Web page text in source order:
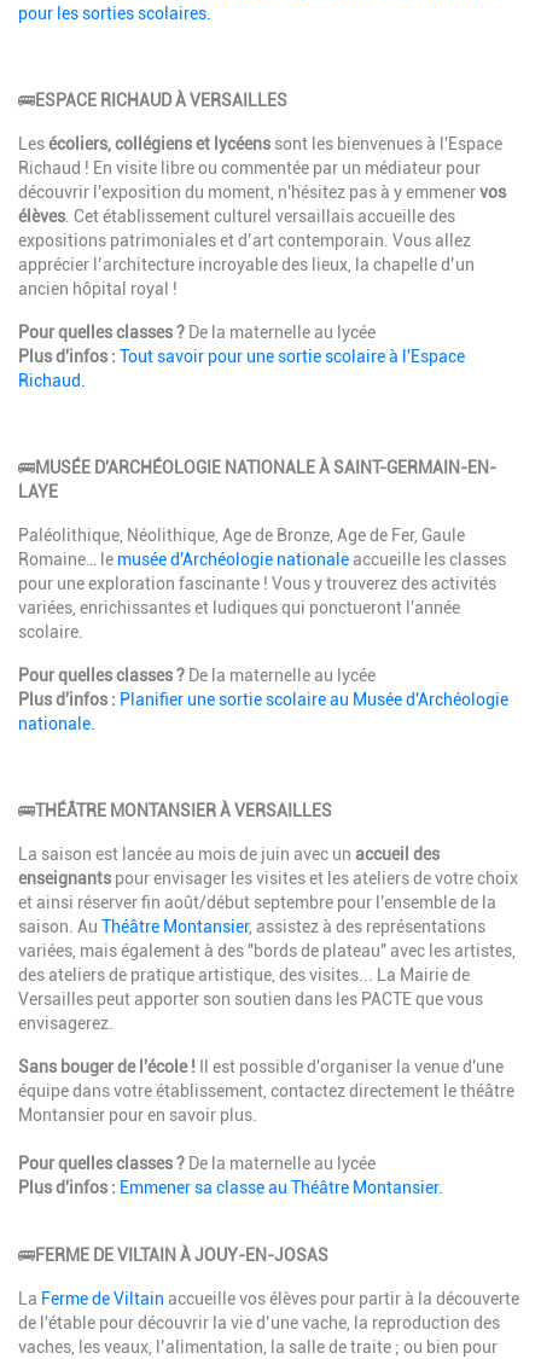
pour les sorties scolaires.
🚌ESPACE RICHAUD À VERSAILLES
Lesécoliers, collégiens et lycéens sont les bienvenues à l'Espace
Richaud ! En visite libre ou commentée par un médiateur pour
découvrir l'exposition du moment, n'hésitez pas à y emmenervos
élèves . Cet établissement culturel versaillais accueille des
expositions patrimoniales et d’art contemporain. Vous allez
apprécier l’architecture incroyable des lieux, la chapelle d’un
ancien hôpital royal !
Pour quelles classes ? De la maternelle au lycée
Plus d'infos : Tout savoir pour une sortie scolaire à l'Espace
Richaud.
🚌MUSÉE D'ARCHÉOLOGIE NATIONALE À SAINT-GERMAIN-EN-
LAYE
Paléolithique, Néolithique, Age de Bronze, Age de Fer, Gaule
Romaine… le musée d'Archéologie nationaleaccueille les classes
pour une exploration fascinante ! Vous y trouverez des activités
variées, enrichissantes et ludiques qui ponctueront l'année
scolaire.
Pour quelles classes ? De la maternelle au lycée
Plus d'infos : Planifier une sortie scolaire au Musée d'Archéologie
nationale.
🚌THÉÂTRE MONTANSIER À VERSAILLES
La saison est lancée au mois de juin avec un accueil des
enseignants pour envisager les visites et les ateliers de votre choix
et ainsi réserver fin août/début septembre pour l'ensemble de la
saison. Au Théâtre Montansier, assistez à des représentations
variées, mais également à des "bords de plateau" avec les artistes,
des ateliers de pratique artistique, des visites... La Mairie de
Versailles peut apporter son soutien dans les PACTE que vous
envisagerez.
Sans bouger de l'école ! Il est possible d'organiser la venue d'une
équipe dans votre établissement, contactez directement le théâtre
Montansier pour en savoir plus.
Pour quelles classes ? De la maternelle au lycée
Plus d'infos : Emmener sa classe au Théâtre Montansier.
🚌FERME DE VILTAIN À JOUY-EN-JOSAS
La Ferme de Viltain accueille vos élèves pour partir à la découverte
de l'étable pour découvrir la vie d’une vache, la reproduction des
vaches, les veaux, l’alimentation, la salle de traite ; ou bien pour